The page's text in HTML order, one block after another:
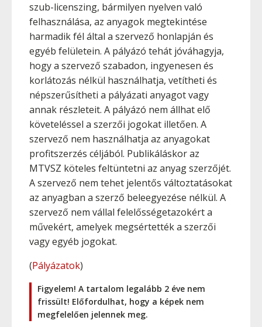
szub-licenszing, bármilyen nyelven való
felhasználása, az anyagok megtekintése
harmadik fél által a szervező honlapján és
egyéb felületein. A pályázó tehát jóváhagyja,
hogy a szervező szabadon, ingyenesen és
korlátozás nélkül használhatja, vetítheti és
népszerűsítheti a pályázati anyagot vagy
annak részleteit. A pályázó nem állhat elő
követeléssel a szerzői jogokat illetően. A
szervező nem használhatja az anyagokat
profitszerzés céljából. Publikáláskor az
MTVSZ köteles feltüntetni az anyag szerzőjét.
A szervező nem tehet jelentős változtatásokat
az anyagban a szerző beleegyezése nélkül. A
szervező nem vállal felelősségetazokért a
művekért, amelyek megsértették a szerzői
vagy egyéb jogokat.
(Pályázatok)
Figyelem! A tartalom legalább 2 éve nem
frissült! Előfordulhat, hogy a képek nem
megfelelően jelennek meg.